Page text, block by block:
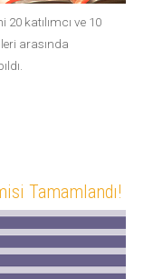
katılımcı ve 10
arasında
Tamamlandı!